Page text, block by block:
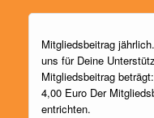
Mitgliedsbeitrag jährlich.
uns für Deine Unterstützung Der
Mitgliedsbeitrag
4,00 Euro Der Mitgliedsbeitrag ist jährlich im Voraus zu
entrichten.